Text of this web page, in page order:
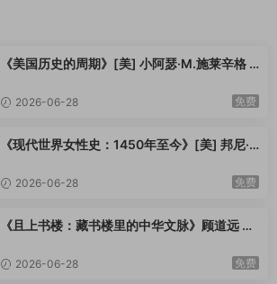
《美国历史的周期》[美] 小阿瑟·M.施莱辛格 /
2026-06-28 免费
《现代世界女性史：1450年至今》[美] 邦尼·
2025-10
2026-06-28 免费
《且上书楼：藏书楼里的中华文脉》顾道远 鲁
苏凤凰美术出版社 / 2025-9
2026-06-28 免费